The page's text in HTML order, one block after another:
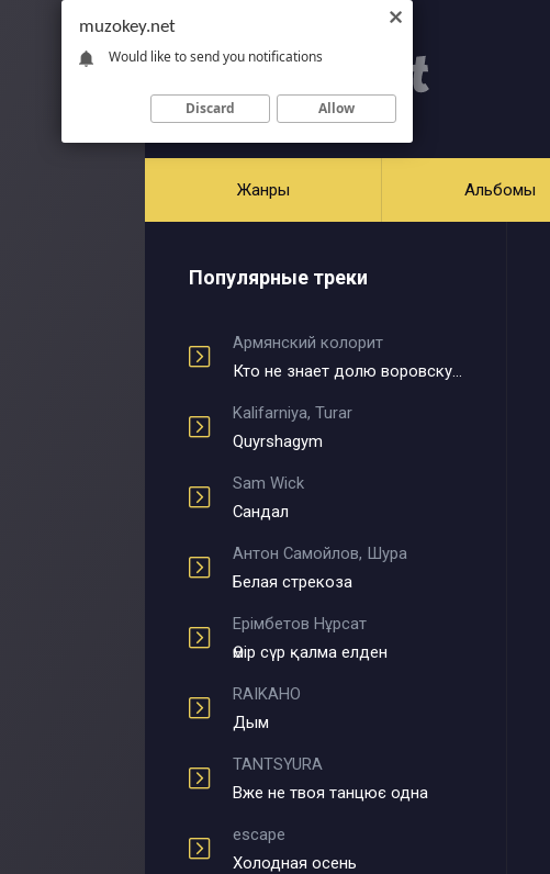
Жанры Альбомы
Популярные треки
Армянский колорит
Кто не знает долю воровскую
Kalifarniya, Turar
Quyrshagym
Sam Wick
Сандал
Антон Самойлов, Шура
Белая стрекоза
Ерімбетов Нұрсат
Өмір сүр қалма елден
RAIKAHO
Дым
TANTSYURA
Вже не твоя танцює одна
escape
Холодная осень
muzokey.net
Would like to send you notifications
Discard Allow